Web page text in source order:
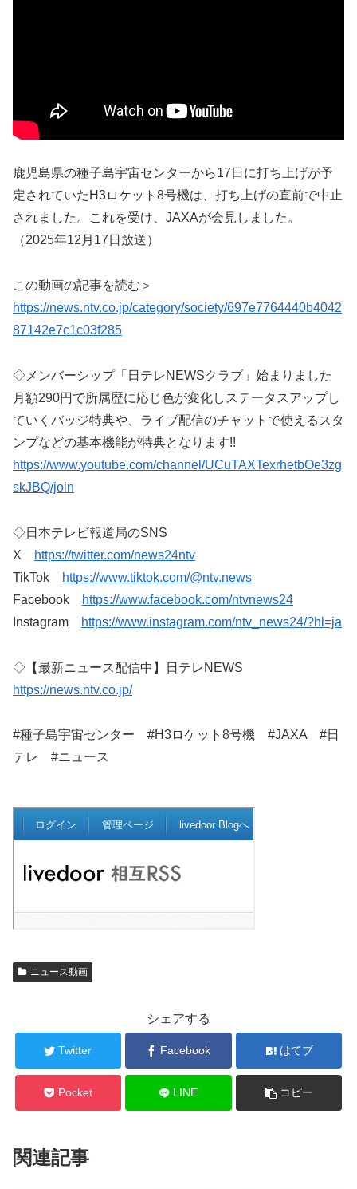
鹿児島県の種子島宇宙センターから17日に打ち上げが予
定されていたH3ロケット8号機は、打ち上げの直前で中止
されました。これを受け、JAXAが会見しました。
（2025年12月17日放送）
この動画の記事を読む＞
https://news.ntv.co.jp/category/society/697e7764440b4042
87142e7c1c03f285
◇メンバーシップ「日テレNEWSクラブ」始まりました
月額290円で所属歴に応じ色が変化しステータスアップし
ていくバッジ特典や、ライブ配信のチャットで使えるスタ
ンプなどの基本機能が特典となります!!
https://www.youtube.com/channel/UCuTAXTexrhetbOe3zg
skJBQ/join
◇日本テレビ報道局のSNS
X
https://twitter.com/news24ntv
TikTok
https://www.tiktok.com/@ntv.news
Facebook
https://www.facebook.com/ntvnews24
Instagram
https://www.instagram.com/ntv_news24/?hl=ja
◇【最新ニュース配信中】日テレNEWS
https://news.ntv.co.jp/
#種子島宇宙センター #H3ロケット8号機 #JAXA #日
テレ #ニュース
ニュース動画
シェアする
Twitter Facebook はてブ
Pocket LINE コピー
関連記事